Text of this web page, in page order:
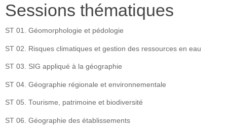
Sessions thématiques
ST 01. Géomorphologie et pédologie
ST 02. Risques climatiques et gestion des ressources en eau
ST 03. SIG appliqué à la géographie
ST 04. Géographie régionale et environnementale
ST 05. Tourisme, patrimoine et biodiversité
ST 06. Géographie des établissements